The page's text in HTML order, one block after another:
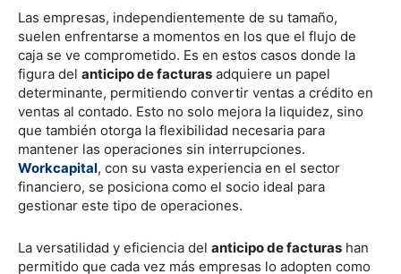
Las empresas, independientemente de su tamaño,
suelen enfrentarse a momentos en los que el flujo de
caja se ve comprometido. Es en estos casos donde la
figura del anticipo de facturas adquiere un papel
determinante, permitiendo convertir ventas a crédito en
ventas al contado. Esto no solo mejora la liquidez, sino
que también otorga la flexibilidad necesaria para
mantener las operaciones sin interrupciones.
Workcapital, con su vasta experiencia en el sector
financiero, se posiciona como el socio ideal para
gestionar este tipo de operaciones.
La versatilidad y eficiencia del anticipo de facturas han
permitido que cada vez más empresas lo adopten como